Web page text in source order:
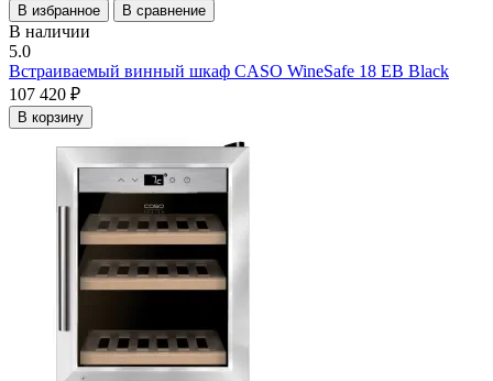
В избранное В сравнение
В наличии
5.0
Встраиваемый винный шкаф CASO WineSafe 18 EB Black
107 420 ₽
В корзину